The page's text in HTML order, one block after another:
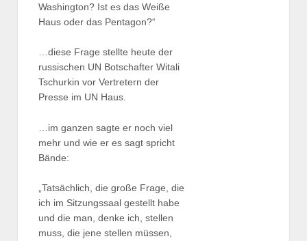
Washington? Ist es das Weiße
Haus oder das Pentagon?“
…diese Frage stellte heute der
russischen UN Botschafter Witali
Tschurkin vor Vertretern der
Presse im UN Haus.
…im ganzen sagte er noch viel
mehr und wie er es sagt spricht
Bände:
„Tatsächlich, die große Frage, die
ich im Sitzungssaal gestellt habe
und die man, denke ich, stellen
muss, die jene stellen müssen,